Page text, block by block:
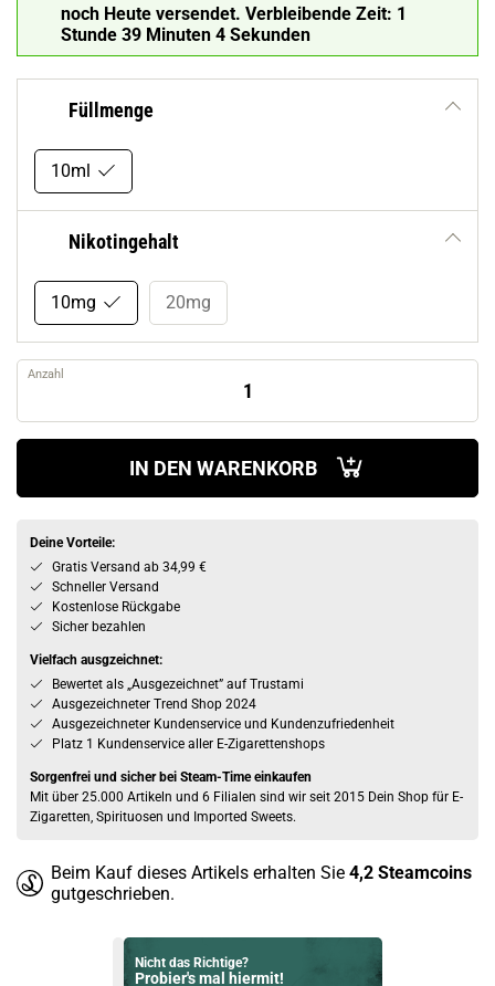
noch Heute versendet. Verbleibende Zeit: 1
Stunde 39 Minuten 2 Sekunden
Füllmenge
10ml
Nikotingehalt
10mg 20mg
Anzahl
IN DEN WARENKORB
Deine Vorteile:
Gratis Versand ab 34,99 €
Schneller Versand
Kostenlose Rückgabe
Sicher bezahlen
Vielfach ausgzeichnet:
Bewertet als „Ausgezeichnet” auf Trustami
Ausgezeichneter Trend Shop 2024
Ausgezeichneter Kundenservice und Kundenzufriedenheit
Platz 1 Kundenservice aller E-Zigarettenshops
Sorgenfrei und sicher bei Steam-Time einkaufen
Mit über 25.000 Artikeln und 6 Filialen sind wir seit 2015 Dein Shop für E-
Zigaretten, Spirituosen und Imported Sweets.
Beim Kauf dieses Artikels erhalten Sie 4,2 Steamcoins
gutgeschrieben.
Nicht das Richtige?
Probier's mal hiermit!